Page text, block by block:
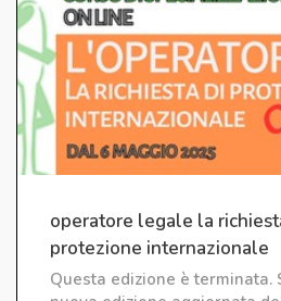
operatore legale la
protezione internazionale
Questa edizione è terminata.